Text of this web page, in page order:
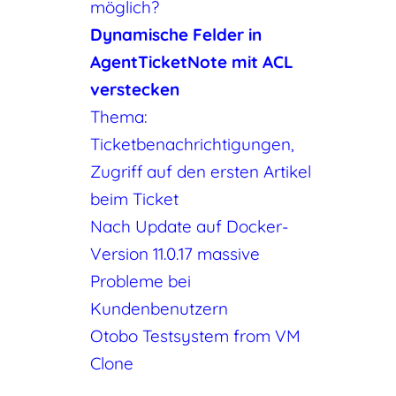
möglich?
Dynamische Felder in
AgentTicketNote mit ACL
verstecken
Thema:
Ticketbenachrichtigungen,
Zugriff auf den ersten Artikel
beim Ticket
Nach Update auf Docker-
Version 11.0.17 massive
Probleme bei
Kundenbenutzern
Otobo Testsystem from VM
Clone